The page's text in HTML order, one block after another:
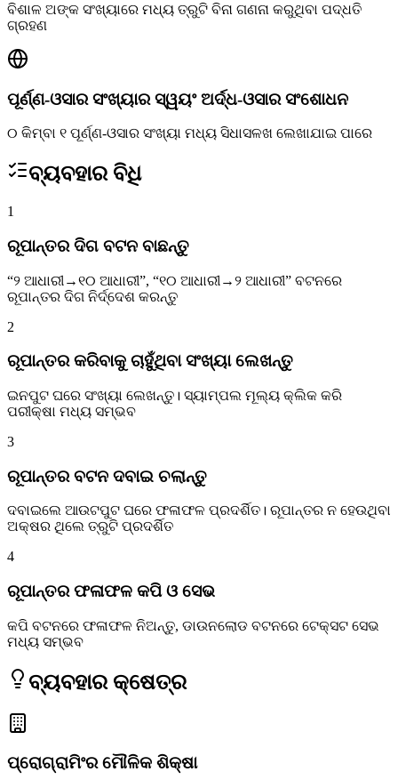
ବିଶାଳ ଅଙ୍କ ସଂଖ୍ୟାରେ ମଧ୍ୟ ତ୍ରୁଟି ବିନା ଗଣନା କରୁଥିବା ପଦ୍ଧତି
ଗ୍ରହଣ
ପୂର୍ଣ୍ଣ-ଓସାର ସଂଖ୍ୟାର ସ୍ୱୟଂ ଅର୍ଦ୍ଧ-ଓସାର ସଂଶୋଧନ
୦ କିମ୍ବା ୧ ପୂର୍ଣ୍ଣ-ଓସାର ସଂଖ୍ୟା ମଧ୍ୟ ସିଧାସଳଖ ଲେଖାଯାଇ ପାରେ
ବ୍ୟବହାର ବିଧି
1
ରୂପାନ୍ତର ଦିଗ ବଟନ ବାଛନ୍ତୁ
“୨ ଆଧାରୀ→୧୦ ଆଧାରୀ”, “୧୦ ଆଧାରୀ→୨ ଆଧାରୀ” ବଟନରେ
ରୂପାନ୍ତର ଦିଗ ନିର୍ଦ୍ଦେଶ କରନ୍ତୁ
2
ରୂପାନ୍ତର କରିବାକୁ ଚାହୁଁଥିବା ସଂଖ୍ୟା ଲେଖନ୍ତୁ
ଇନପୁଟ ଘରେ ସଂଖ୍ୟା ଲେଖନ୍ତୁ। ସ୍ୟାମ୍ପଲ ମୂଲ୍ୟ କ୍ଲିକ କରି
ପରୀକ୍ଷା ମଧ୍ୟ ସମ୍ଭବ
3
ରୂପାନ୍ତର ବଟନ ଦବାଇ ଚଲାନ୍ତୁ
ଦବାଇଲେ ଆଉଟପୁଟ ଘରେ ଫଳାଫଳ ପ୍ରଦର୍ଶିତ। ରୂପାନ୍ତର ନ ହେଉଥିବା
ଅକ୍ଷର ଥିଲେ ତ୍ରୁଟି ପ୍ରଦର୍ଶିତ
4
ରୂପାନ୍ତର ଫଳାଫଳ କପି ଓ ସେଭ
କପି ବଟନରେ ଫଳାଫଳ ନିଅନ୍ତୁ, ଡାଉନଲୋଡ ବଟନରେ ଟେକ୍ସଟ ସେଭ
ମଧ୍ୟ ସମ୍ଭବ
ବ୍ୟବହାର କ୍ଷେତ୍ର
ପ୍ରୋଗ୍ରାମିଂର ମୌଳିକ ଶିକ୍ଷା